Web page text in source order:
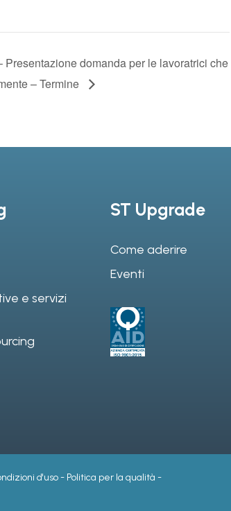
Presentazione domanda per le lavoratrici che
– Termine
e servizi
ST Upgrade
Come aderire
Eventi
d'uso- Politica per la qualità -